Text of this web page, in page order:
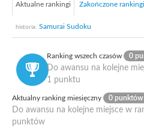
Aktualne rankingi Zakończone rankingi
historia: Samurai Sudoku
Ranking wszech czasów 0
Do awansu na kolejne
1 punktu
Aktualny ranking miesięczny 0 punktów
Do awansu na kolejne miejsce w
punktów